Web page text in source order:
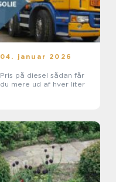
04. januar 2026
Pris på diesel sådan får
du mere ud af hver liter